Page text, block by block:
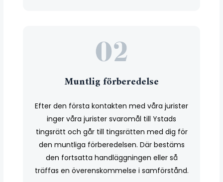
Muntlig förberedelse
Efter den första kontakten med våra jurister
inger våra jurister svaromål till Ystads
tingsrätt och går till tingsrätten med dig för
den muntliga förberedelsen. Där bestäms
den fortsatta handläggningen eller så
träffas en överenskommelse i samförstånd.